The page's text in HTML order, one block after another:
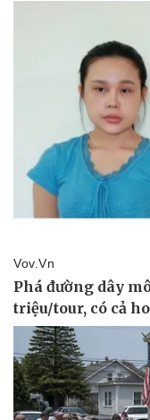
Thể thao
Bóng đá
Lịch thi đấu bóng đá
Thế giới thể thao
eSports
Hậu trường